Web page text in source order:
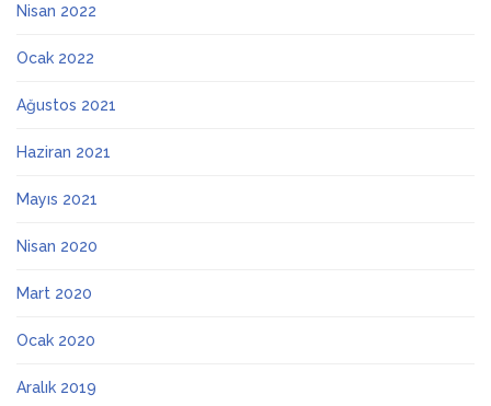
Nisan 2022
Ocak 2022
Ağustos 2021
Haziran 2021
Mayıs 2021
Nisan 2020
Mart 2020
Ocak 2020
Aralık 2019